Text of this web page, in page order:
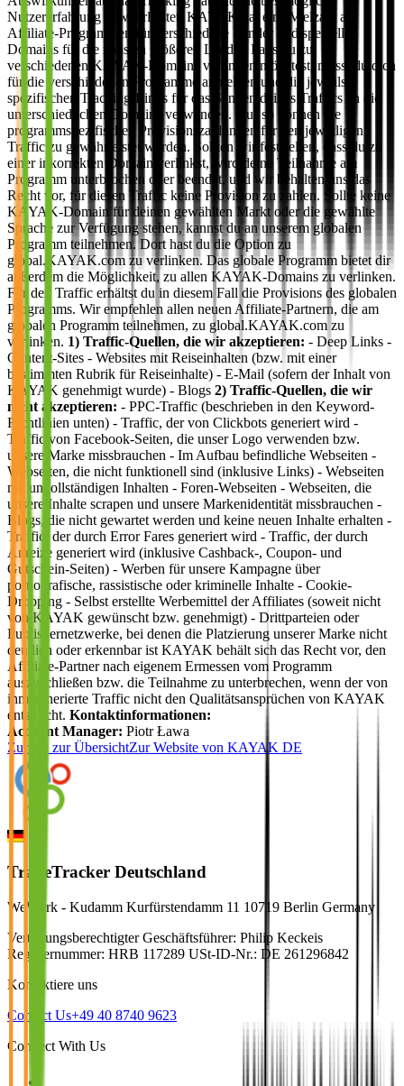
Nutzererfahrung gewährleistet. KAYAK hat eine Vielzahl an
Affiliate-Programmen für verschiedene Länder und spezielle
Domains für die meisten größeren Länder. Falls du zu
verschiedenen KAYAK-Domains verlinken möchtest, musst du dich
für die verschiedenen Programme anmelden und die jeweils
spezifischen Tracking-Links für das Senden deines Traffics an die
unterschiedlichen Domains verwenden. Nur so können die
programmspezifischen Provisionszahlungen für den jeweiligen
Traffic zu gewährleistet werden. Sollten wir feststellen, dass du zu
einer inkorrekten Domain verlinkst, wird deine Teilnahme am
Programm unterbrochen oder beendet, und wir behalten uns das
Recht vor, für diesen Traffic keine Provision zu zahlen. Sollte keine
KAYAK-Domain für deinen gewählten Markt oder die gewählte
Sprache zur Verfügung stehen, kannst du an unserem globalen
Programm teilnehmen. Dort hast du die Option zu
global.KAYAK.com zu verlinken. Das globale Programm bietet dir
außerdem die Möglichkeit, zu allen KAYAK-Domains zu verlinken.
Für den Traffic erhältst du in diesem Fall die Provisions des globalen
Programms. Wir empfehlen allen neuen Affiliate-Partnern, die am
globalen Programm teilnehmen, zu global.KAYAK.com zu
verlinken. 1) Traffic-Quellen, die wir akzeptieren: - Deep Links -
Content-Sites - Websites mit Reiseinhalten (bzw. mit einer
bestimmten Rubrik für Reiseinhalte) - E-Mail (sofern der Inhalt von
KAYAK genehmigt wurde) - Blogs 2) Traffic-Quellen, die wir
nicht akzeptieren: - PPC-Traffic (beschrieben in den Keyword-
Richtlinien unten) - Traffic, der von Clickbots generiert wird -
Traffic von Facebook-Seiten, die unser Logo verwenden bzw.
unsere Marke missbrauchen - Im Aufbau befindliche Webseiten -
Webseiten, die nicht funktionell sind (inklusive Links) - Webseiten
mit unvollständigen Inhalten - Foren-Webseiten - Webseiten, die
unsere Inhalte scrapen und unsere Markenidentität missbrauchen -
Blogs, die nicht gewartet werden und keine neuen Inhalte erhalten -
Traffic, der durch Error Fares generiert wird - Traffic, der durch
Anreize generiert wird (inklusive Cashback-, Coupon- und
Gutschein-Seiten) - Werben für unsere Kampagne über
pornografische, rassistische oder kriminelle Inhalte - Cookie-
Dropping - Selbst erstellte Werbemittel der Affiliates (soweit nicht
von KAYAK gewünscht bzw. genehmigt) - Drittparteien oder
Publishernetzwerke, bei denen die Platzierung unserer Marke nicht
deutlich oder erkennbar ist KAYAK behält sich das Recht vor, den
Affiliate-Partner nach eigenem Ermessen vom Programm
auszuschließen bzw. die Teilnahme zu unterbrechen, wenn der von
ihm generierte Traffic nicht den Qualitätsansprüchen von KAYAK
entspricht. Kontaktinformationen:
Account Manager: Piotr Ława
Zurück zur ÜbersichtZur Website von KAYAK DE
TradeTracker Deutschland
WeWork - Kudamm Kurfürstendamm 11 10719 Berlin Germany
Vertretungsberechtigter Geschäftsführer: Philip Keckeis
Registernummer: HRB 117289 USt-ID-Nr.: DE 261296842
Kontaktiere uns
Contact Us+49 40 8740 9623
Connect With Us